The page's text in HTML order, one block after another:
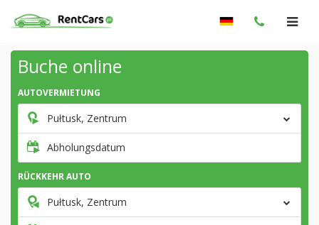
Buche online
AUTOVERMIETUNG
Pułtusk, Zentrum
Abholungsdatum
RÜCKKEHR AUTO
Pułtusk, Zentrum